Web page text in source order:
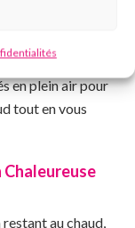
une
et peut-
en plein air pour
tout en vous
Chaleureuse
au chaud,